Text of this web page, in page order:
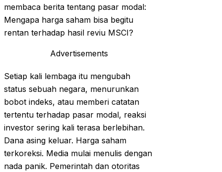
membaca berita tentang pasar modal:
Mengapa harga saham bisa begitu
rentan terhadap hasil reviu MSCI?
Advertisements
Setiap kali lembaga itu mengubah
status sebuah negara, menurunkan
bobot indeks, atau memberi catatan
tertentu terhadap pasar modal, reaksi
investor sering kali terasa berlebihan.
Dana asing keluar. Harga saham
terkoreksi. Media mulai menulis dengan
nada panik. Pemerintah dan otoritas